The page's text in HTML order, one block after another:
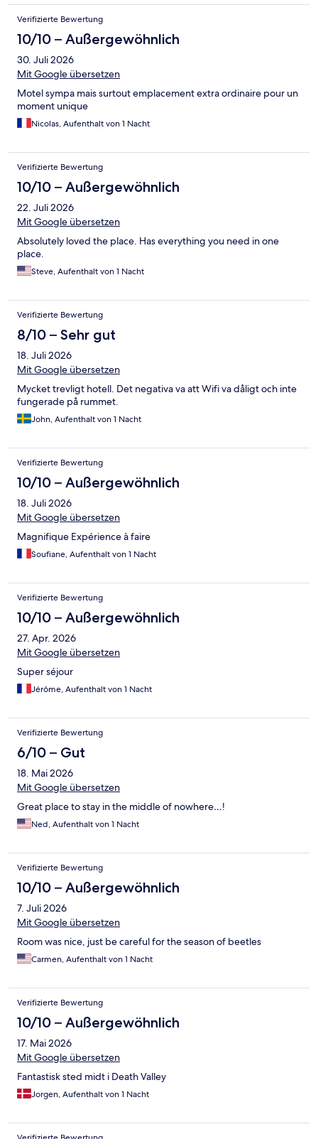
Verifizierte Bewertung
10/10 – Außergewöhnlich
30. Juli 2026
Mit Google übersetzen
Motel sympa mais surtout emplacement extra ordinaire pour un
moment unique
Nicolas, Aufenthalt von 1 Nacht
Verifizierte Bewertung
10/10 – Außergewöhnlich
22. Juli 2026
Mit Google übersetzen
Absolutely loved the place. Has everything you need in one
place.
Steve, Aufenthalt von 1 Nacht
Verifizierte Bewertung
8/10 – Sehr gut
18. Juli 2026
Mit Google übersetzen
Mycket trevligt hotell. Det negativa va att Wifi va dåligt och inte
fungerade på rummet.
John, Aufenthalt von 1 Nacht
Verifizierte Bewertung
10/10 – Außergewöhnlich
18. Juli 2026
Mit Google übersetzen
Magnifique Expérience à faire
Soufiane, Aufenthalt von 1 Nacht
Verifizierte Bewertung
10/10 – Außergewöhnlich
27. Apr. 2026
Mit Google übersetzen
Super séjour
Jérôme, Aufenthalt von 1 Nacht
Verifizierte Bewertung
6/10 – Gut
18. Mai 2026
Mit Google übersetzen
Great place to stay in the middle of nowhere…!
Ned, Aufenthalt von 1 Nacht
Verifizierte Bewertung
10/10 – Außergewöhnlich
7. Juli 2026
Mit Google übersetzen
Room was nice, just be careful for the season of beetles
Carmen, Aufenthalt von 1 Nacht
Verifizierte Bewertung
10/10 – Außergewöhnlich
17. Mai 2026
Mit Google übersetzen
Fantastisk sted midt i Death Valley
Jorgen, Aufenthalt von 1 Nacht